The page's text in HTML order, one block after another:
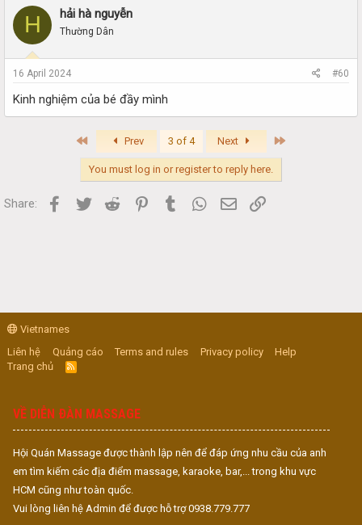
H hải hà nguyễn
Thường Dân
16 April 2024 #60
Kinh nghiệm của bé đầy mình
First Prev 3 of 4 Next
You must log in or register to reply here.
Share: Facebook
Twitter Reddit PinterestTumblr WhatsApp
Email
Vietnames
Liên hệ
Quảng cáo Terms and rules Privacy policy
Help
Trang chủ
R
S
VỀ DIỄN ĐÀN MASSAGE
Hội Quán Massage được thành lập nên để đáp ứng nhu cầu của anh
em tìm kiếm các địa điểm massage, karaoke, bar,... trong khu vực
HCM cũng như toàn quốc.
Vui lòng liên hệ Admin để được hỗ trợ 0938.779.777